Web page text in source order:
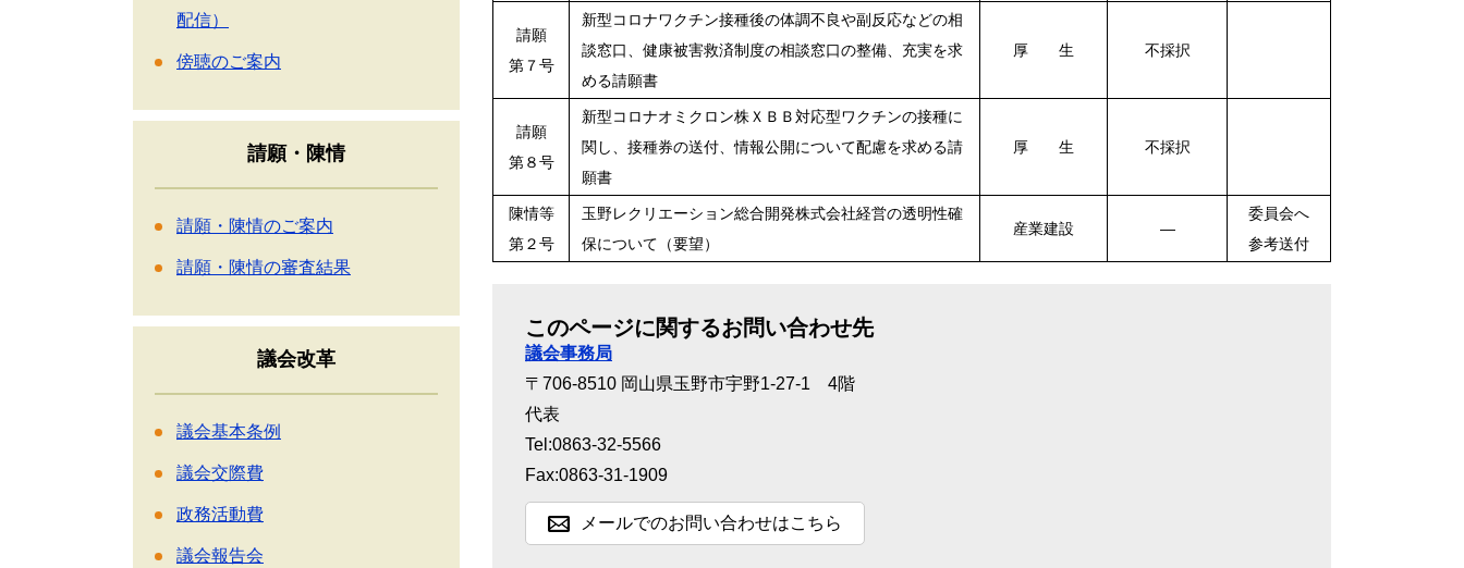
請願
第７号
新型コロナワクチン接種後の体調不良や副反応などの相
談窓口、健康被害救済制度の相談窓口の整備、充実を求
める請願書
厚 生 不採択
請願
第８号
新型コロナオミクロン株ＸＢＢ対応型ワクチンの接種に
関し、接種券の送付、情報公開について配慮を求める請
願書
厚 生 不採択
陳情等
第２号
玉野レクリエーション総合開発株式会社経営の透明性確
保について（要望）
産業建設 ―
委員会へ
参考送付
このページに関するお問い合わせ先
議会事務局
〒706-8510 岡山県玉野市宇野1-27-1 4階
代表
Tel:0863-32-5566
Fax:0863-31-1909
メールでのお問い合わせはこちら
配信）
傍聴のご案内
請願・陳情
請願・陳情のご案内
請願・陳情の審査結果
議会改革
議会基本条例
議会交際費
政務活動費
議会報告会